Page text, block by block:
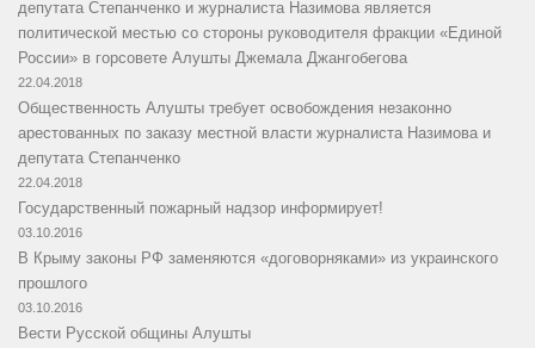
депутата Степанченко и журналиста Назимова является
политической местью со стороны руководителя фракции «Единой
России» в горсовете Алушты Джемала Джангобегова
22.04.2018
Общественность Алушты требует освобождения незаконно
арестованных по заказу местной власти журналиста Назимова и
депутата Степанченко
22.04.2018
Государственный пожарный надзор информирует!
03.10.2016
В Крыму законы РФ заменяются «договорняками» из украинского
прошлого
03.10.2016
Вести Русской общины Алушты